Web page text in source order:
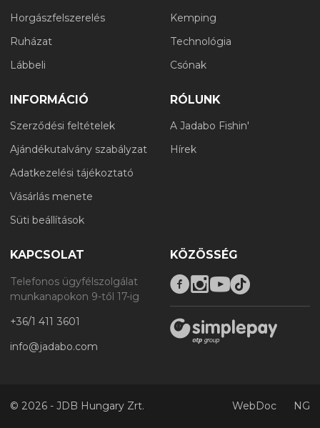
Horgászfelszerelés
Ruházat
Lábbeli
Kemping
Technológia
Csónak
INFORMÁCIÓ
Szerződési feltételek
Ajándékutalvány szabályzat
Adatkezelési tájékoztató
Vásárlás menete
Süti beállítások
RÓLUNK
A Jadabo Fishin'
Hírek
KAPCSOLAT
Telefonos ügyfélszolgálat
munkanapokon 9-től 17-ig
+36/1 411 3601
info@jadabo.com
KÖZÖSSÉG
© 2026 - JDB Hungary Zrt. WebDoc NG